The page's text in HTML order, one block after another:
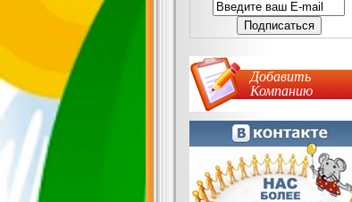
Добавить
Компанию